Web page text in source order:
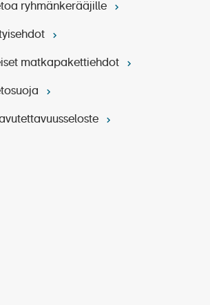
ryhmänkerääjille
matkapakettiehdot